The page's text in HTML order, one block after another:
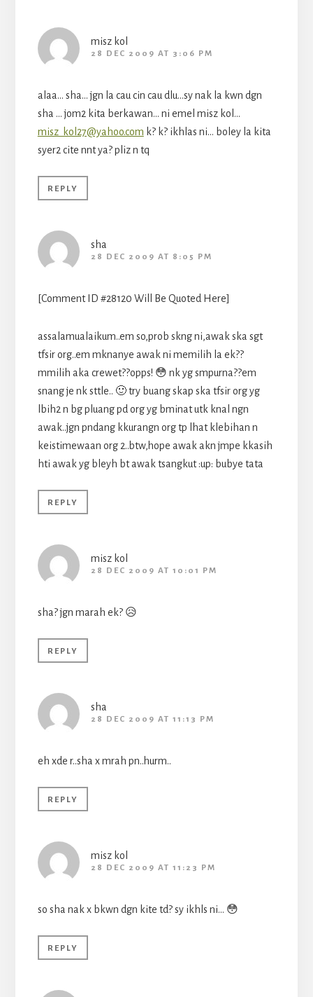
misz kol
28 DEC 2009 AT 3:06 PM
alaa… sha… jgn la cau cin cau dlu…sy nak la kwn dgn
sha … jom2 kita berkawan… ni emel misz kol…
misz_kol27@yahoo.com k? k? ikhlas ni… boley la kita
syer2 cite nnt ya? pliz n tq
REPLY
sha
28 DEC 2009 AT 8:05 PM
[Comment ID #28120 Will Be Quoted Here]
assalamualaikum..em so,prob skng ni,awak ska sgt
tfsir org..em mknanye awak ni memilih la ek??
mmilih aka crewet??opps! 😳 nk yg smpurna??em
snang je nk sttle.. 🙂 try buang skap ska tfsir org yg
lbih2 n bg pluang pd org yg bminat utk knal ngn
awak..jgn pndang kkurangn org tp lhat klebihan n
keistimewaan org 2..btw,hope awak akn jmpe kkasih
hti awak yg bleyh bt awak tsangkut :up: bubye tata
REPLY
misz kol
28 DEC 2009 AT 10:01 PM
sha? jgn marah ek? 😥
REPLY
sha
28 DEC 2009 AT 11:13 PM
eh xde r..sha x mrah pn..hurm..
REPLY
misz kol
28 DEC 2009 AT 11:23 PM
so sha nak x bkwn dgn kite td? sy ikhls ni… 😳
REPLY